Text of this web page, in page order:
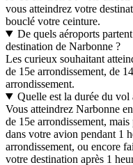
vous atteindrez votre
bouclé votre ceinture.
De quels aéroports
destination de Narbonne ?
Les curieux souhaitant
de 15e arrondissement, de
arrondissement.
Quelle est la durée du
Vous atteindrez Narbonne
de 15e arrondissement,
dans votre avion pendant 1
arrondissement, ou encore
votre destination après 1